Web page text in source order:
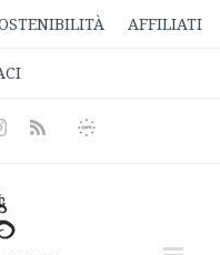
AFFILIATI
Rss
Informativa